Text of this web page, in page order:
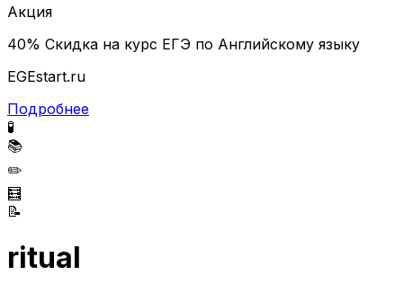
Акция
40% Скидка на курс ЕГЭ по Английскому языку
EGEstart.ru
Подробнее
🧪
📚
✏️
🧮
📝
ritual